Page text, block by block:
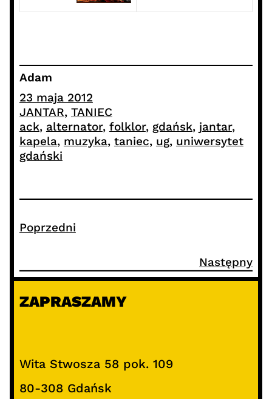
Adam
23 maja 2012
JANTAR, TANIEC
ack, alternator, folklor, gdańsk, jantar ,
kapela, muzyka, taniec, ug, uniwersytet
gdański
Poprzedni
Następny
ZAPRASZAMY
Wita Stwosza 58 pok. 109
80-308 Gdańsk